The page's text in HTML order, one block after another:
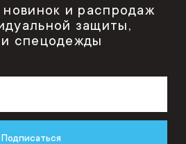
новинок и распродаж
защиты,
спецодежды
Подписаться